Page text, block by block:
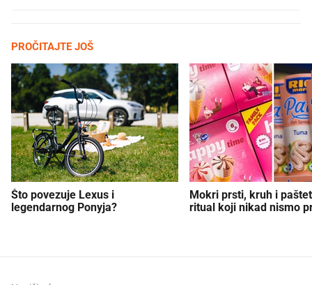
PROČITAJTE JOŠ
Što povezuje Lexus i
legendarnog Ponyja?
Mokri prsti, kruh i
ritual koji nikad nismo